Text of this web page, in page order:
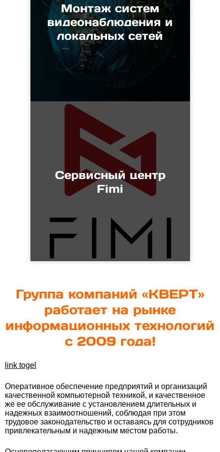
Монтаж систем
видеонаблюдения и
локальных сетей
Сервисный центр
Fimi
Группа компаний «КВЕРТ»
работает на рынке
информационных технологий
с 2009 года!
link togel
Оперативное обеспечение предприятий и организаций
качественной компьютерной техникой, и качественное
же ее обслуживание с установлением длительных и
надежных взаимоотношений, соблюдая при этом
трудовое законодательство и оставаясь для сотрудников
привлекательным и надежным местом работы.